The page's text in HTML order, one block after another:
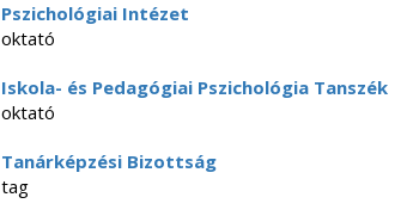
Pszichológiai Intézet
oktató
Iskola- és Pedagógiai Pszichológia Tanszék
oktató
Tanárképzési Bizottság
tag